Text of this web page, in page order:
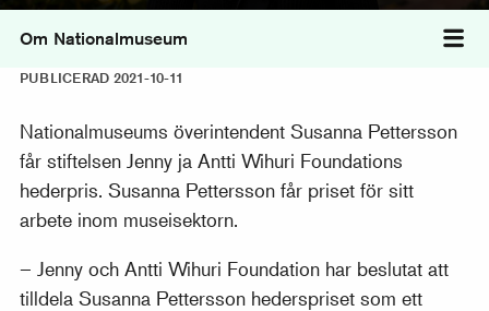
Om Nationalmuseum
PUBLICERAD 2021-10-11
Nationalmuseums överintendent Susanna Pettersson
får stiftelsen Jenny ja Antti Wihuri Foundations
hederpris. Susanna Pettersson får priset för sitt
arbete inom museisektorn.
– Jenny och Antti Wihuri Foundation har beslutat att
tilldela Susanna Pettersson hederspriset som ett